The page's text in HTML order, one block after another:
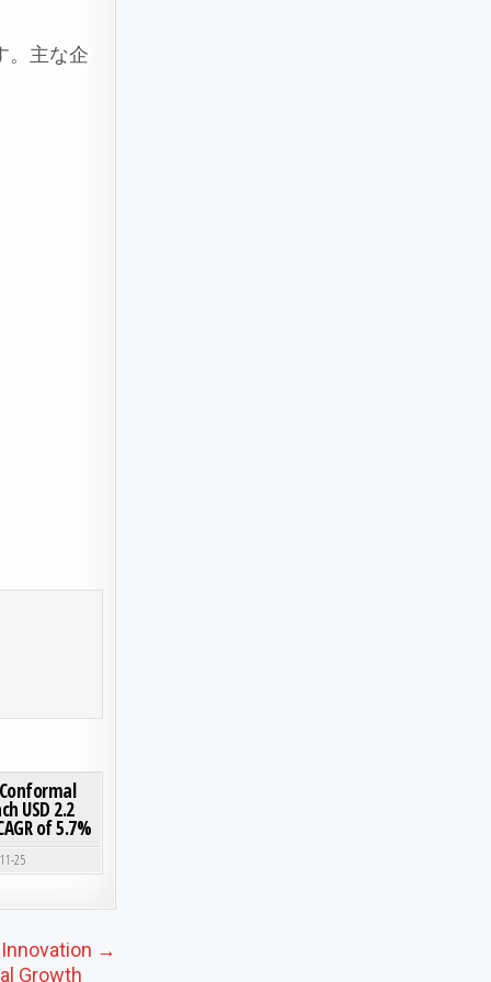
。主な企
USD 2.2
of 5.7%
25
Innovation →
Growth